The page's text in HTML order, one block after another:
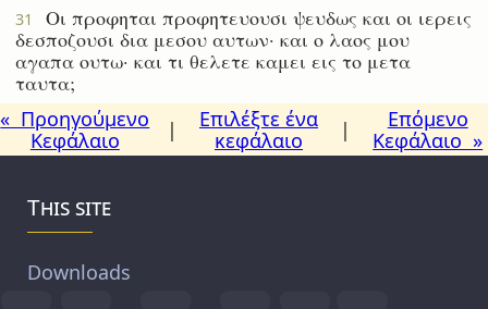
31
Οι προφηται προφητευουσι ψευδως και οι ιερεις
δεσποζουσι δια μεσου αυτων· και ο λαος μου
αγαπα ουτω· και τι θελετε καμει εις το μετα
ταυτα;
« Προηγούμενο
Κεφάλαιο
|
Επιλέξτε ένα
κεφάλαιο
|
Επόμενο
Κεφάλαιο »
This site
Downloads